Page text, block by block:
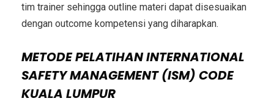
tim trainer sehingga outline materi dapat disesuaikan
dengan outcome kompetensi yang diharapkan.
METODEPELATIHAN INTERNATIONAL
SAFETY MANAGEMENT (ISM) CODE
KUALA LUMPUR